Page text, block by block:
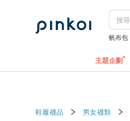
帆布包
主題企劃
鞋履襪品 男女襪類